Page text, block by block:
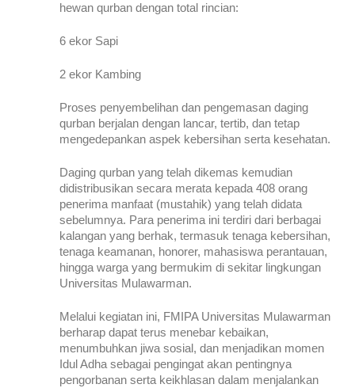
hewan qurban dengan total rincian:
6 ekor Sapi
2 ekor Kambing
Proses penyembelihan dan pengemasan daging
qurban berjalan dengan lancar, tertib, dan tetap
mengedepankan aspek kebersihan serta kesehatan.
Daging qurban yang telah dikemas kemudian
didistribusikan secara merata kepada 408 orang
penerima manfaat (mustahik) yang telah didata
sebelumnya. Para penerima ini terdiri dari berbagai
kalangan yang berhak, termasuk tenaga kebersihan,
tenaga keamanan, honorer, mahasiswa perantauan,
hingga warga yang bermukim di sekitar lingkungan
Universitas Mulawarman.
Melalui kegiatan ini, FMIPA Universitas Mulawarman
berharap dapat terus menebar kebaikan,
menumbuhkan jiwa sosial, dan menjadikan momen
Idul Adha sebagai pengingat akan pentingnya
pengorbanan serta keikhlasan dalam menjalankan